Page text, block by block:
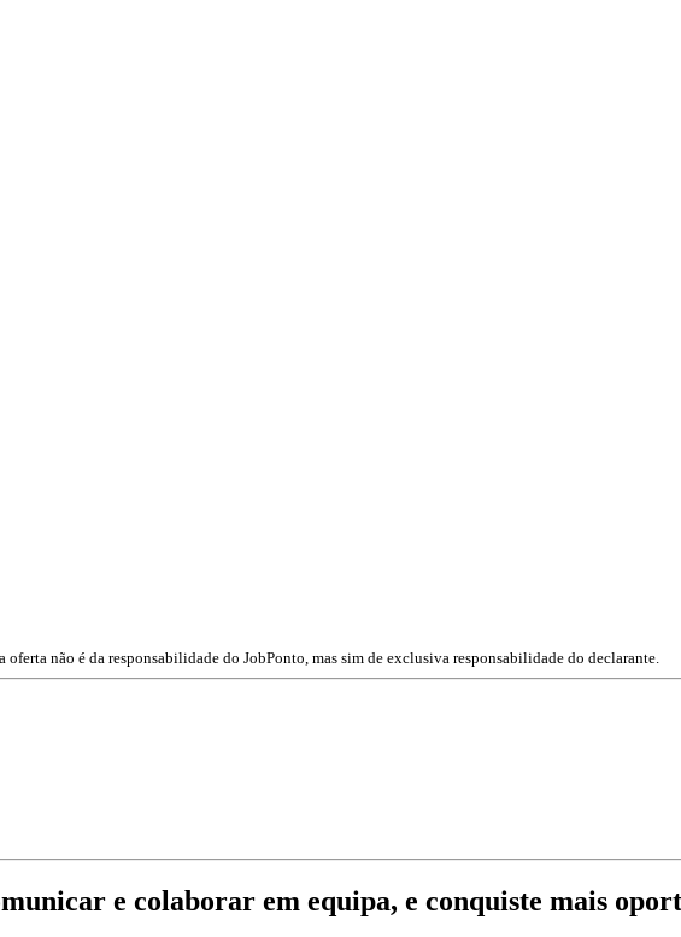
oferta não é da responsabilidade do JobPonto, mas sim de exclusiva responsabilidade do declarante.
e colaborar em equipa, e conquiste mais